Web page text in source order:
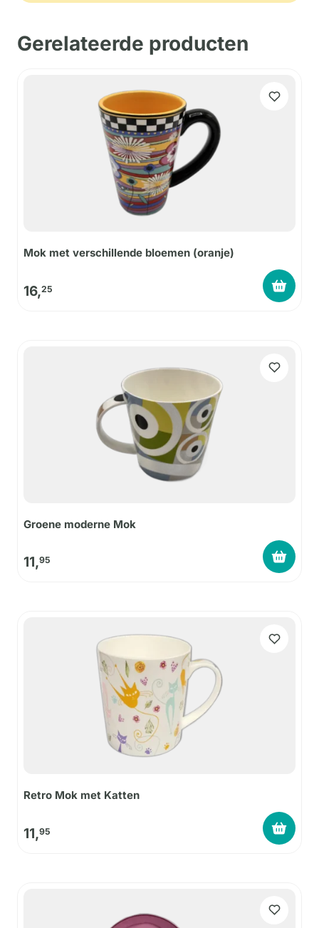
Gerelateerde producten
Mok met verschillende bloemen (oranje)
16,25
Groene moderne Mok
11,95
Retro Mok met Katten
11,95